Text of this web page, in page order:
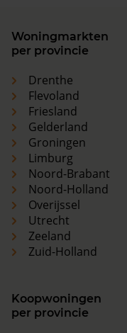
Woningmarkten
per provincie
Drenthe
Flevoland
Friesland
Gelderland
Groningen
Limburg
Noord-Brabant
Noord-Holland
Overijssel
Utrecht
Zeeland
Zuid-Holland
Koopwoningen
per provincie